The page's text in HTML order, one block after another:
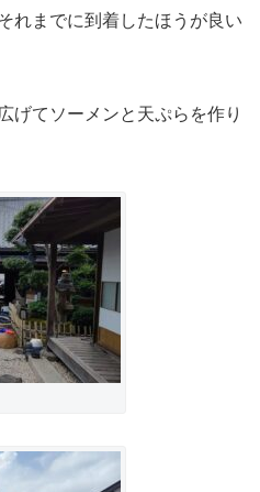
れまでに到着したほうが良い
げてソーメンと天ぷらを作り